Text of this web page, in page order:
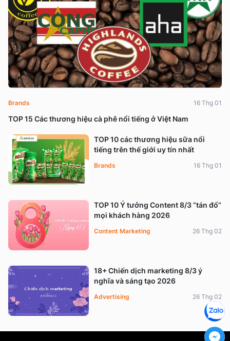
TOP 15 Các thương hiệu cà phê nổi tiếng ở Việt Nam
Brands 16 Thg 01
TOP 10 các thương hiệu sữa nổi
tiếng trên thế giới uy tín nhất
Brands 16 Thg 01
TOP 10 Ý tưởng Content 8/3 “tán đổ”
mọi khách hàng 2026
Content Marketing 26 Thg 02
18+ Chiến dịch marketing 8/3 ý
nghĩa và sáng tạo 2026
Advertising 26 Thg 02